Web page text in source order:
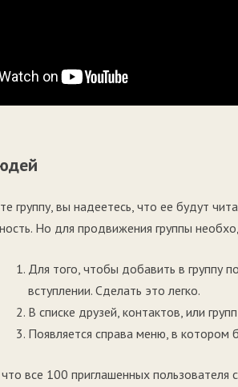
группу, вы надеетесь, что ее будут
Но для продвижения группы
Для того, чтобы добавить в группу
вступлении. Сделать это легко.
В списке друзей, контактов, или
Появляется справа меню, в котором
все 100 приглашенных пользователя